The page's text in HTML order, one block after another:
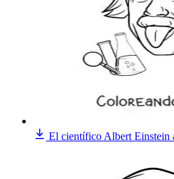
El científico Albert Einstein